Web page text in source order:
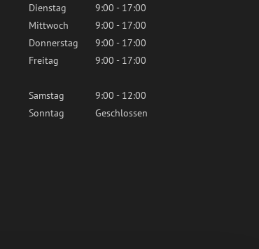
Dienstag
9:00 - 17:00
Mittwoch
9:00 - 17:00
Donnerstag
9:00 - 17:00
Freitag
9:00 - 17:00
Samstag
9:00 - 12:00
Sonntag
Geschlossen